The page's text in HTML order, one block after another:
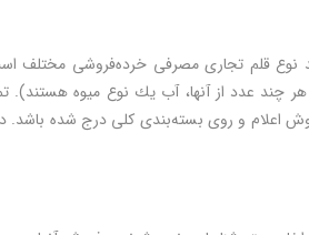
اعلام و روی بسته‌بندی كلی درج شده باشد.